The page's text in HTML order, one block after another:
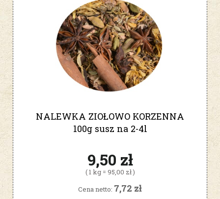
NALEWKA ZIOŁOWO KORZENNA
100g susz na 2-4l
9,50 zł
( 1 kg = 95,00 zł )
Cena netto: 7,72 zł